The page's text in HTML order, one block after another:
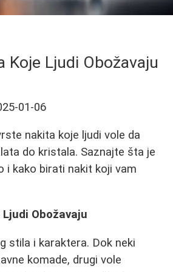
Koje Ljudi Obožavaju
01-06
nakita koje ljudi vole da
do kristala. Saznajte šta je
i kako birati nakit koji vam
Obožavaju
stila i karaktera. Dok neki
komade, drugi vole